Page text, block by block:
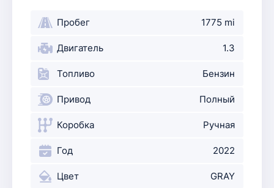
Пробег 1775 mi
Двигатель 1.3
Топливо Бензин
Привод Полный
Коробка Ручная
Год 2022
Цвет GRAY